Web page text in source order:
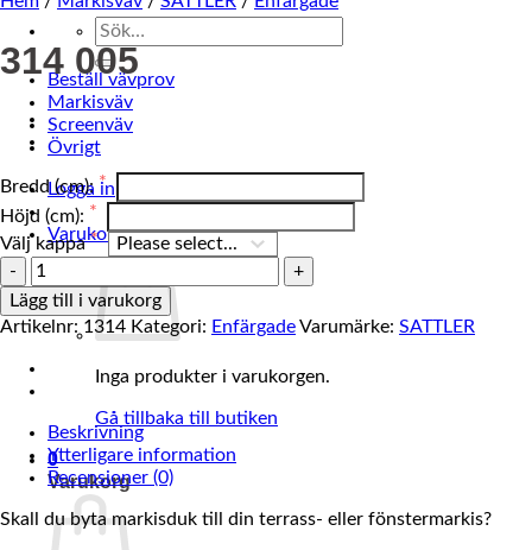
Sök
efter:
Beställ vävprov
Markisväv
Screenväv
Övrigt
Logga in
Varukorg /0kr 0
Inga produkter i varukorgen.
Gå tillbaka till butiken
0
Varukorg
314 005
Bredd (cm):
Höjd (cm):
Välj kappa
314
005
mängd
Lägg till i varukorg
Artikelnr: 1314 Kategori: EnfärgadeVarumärke: SATTLER
Beskrivning
Ytterligare information
Recensioner (0)
Skall du byta markisduk till din terrass- eller fönstermarkis?